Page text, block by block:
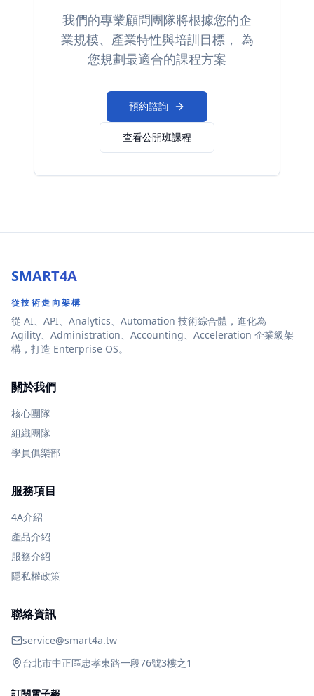
我們的專業顧問團隊將根據您的企
業規模、產業特性與培訓目標， 為
您規劃最適合的課程方案
預約諮詢
查看公開班課程
SMART4A
從技術走向架構
從 AI、API、Analytics、Automation 技術綜合體，進化為
Agility、Administration、Accounting、Acceleration 企業級架
構，打造 Enterprise OS。
關於我們
核心團隊
組織團隊
學員俱樂部
服務項目
4A介紹
產品介紹
服務介紹
隱私權政策
聯絡資訊
service@smart4a.tw
台北市中正區忠孝東路一段76號3樓之1